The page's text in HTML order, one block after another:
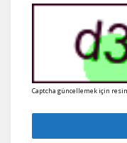
Captcha güncellemek için